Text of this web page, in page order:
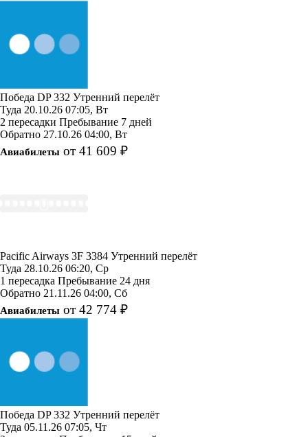
Победа DP 332 Утренний перелёт
Туда 20.10.26 07:05, Вт
2 пересадки Пребывание 7 дней
Обратно 27.10.26 04:00, Вт
Авиабилеты от 41 609 ₽
Pacific Airways 3F 3384 Утренний перелёт
Туда 28.10.26 06:20, Ср
1 пересадка Пребывание 24 дня
Обратно 21.11.26 04:00, Сб
Авиабилеты от 42 774 ₽
Победа DP 332 Утренний перелёт
Туда 05.11.26 07:05, Чт